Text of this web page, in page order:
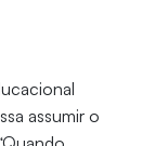
assumir o